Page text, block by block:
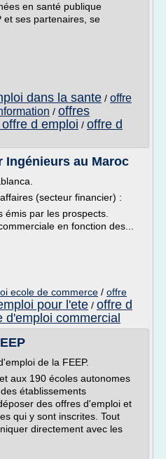
en santé publique
et ses partenaires, se
dans la sante / offre
/ offres
d emploi / offre d
Ingénieurs au Maroc
(secteur financier) :
par les prospects.
en fonction des...
ecole de commerce / offre
pour l'ete / offre d
d'emploi commercial
de la FEEP.
aux 190 écoles autonomes
établissements
des offres d'emploi et
qui y sont inscrites. Tout
directement avec les